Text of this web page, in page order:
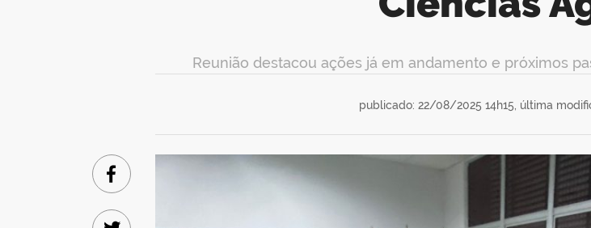
Reunião destacou ações já em andamento e próximos
publicado: 22/08/2025 14h15, última
Facebook